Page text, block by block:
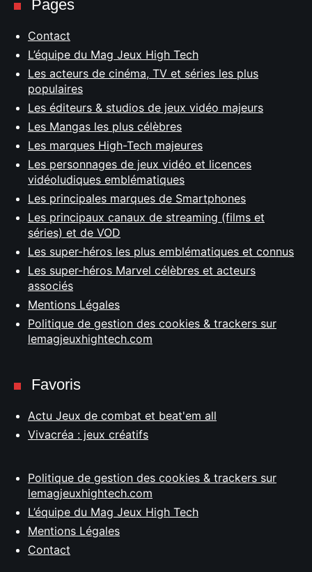
Pages
Contact
L’équipe du Mag Jeux High Tech
Les acteurs de cinéma, TV et séries les plus
populaires
Les éditeurs & studios de jeux vidéo majeurs
Les Mangas les plus célèbres
Les marques High-Tech majeures
Les personnages de jeux vidéo et licences
vidéoludiques emblématiques
Les principales marques de Smartphones
Les principaux canaux de streaming (films et
séries) et de VOD
Les super-héros les plus emblématiques et connus
Les super-héros Marvel célèbres et acteurs
associés
Mentions Légales
Politique de gestion des cookies & trackers sur
lemagjeuxhightech.com
Favoris
Actu Jeux de combat et beat'em all
Vivacréa : jeux créatifs
Politique de gestion des cookies & trackers sur
lemagjeuxhightech.com
L’équipe du Mag Jeux High Tech
Mentions Légales
Contact